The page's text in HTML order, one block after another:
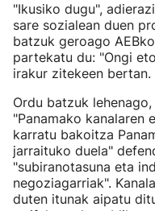
"Ikusiko dugu",
sare sozialean duen
batzuk geroago
partekatu du: "Ongi
irakur zitekeen bertan.
Ordu batzuk
"Panamako kanalaren
karratu bakoitza
jarraituko duela"
"subiranotasuna eta
negoziagarriak".
duten itunak aipatu